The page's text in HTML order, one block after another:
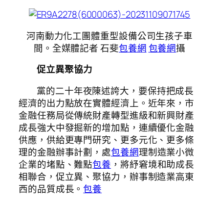
河南動力化工團體重型設備公司生孩子車
間。 全媒體記者 石斐包養網包養網攝
促立異聚協力
黨的二十年夜陳述誇大，要保持把成長
經濟的出力點放在實體經濟上。近年來，市
金融任務局從傳統財產轉型進級和新興財產
成長強大中發掘新的增加點，連續優化金融
供應，供給更專門研究、更多元化、更多條
理的金融辦事計劃，處包養網理制造業小微
企業的堵點、難點包養 ，將紓窘境和助成長
相聯合，促立異、聚協力，辦事制造業高東
西的品質成長。包養